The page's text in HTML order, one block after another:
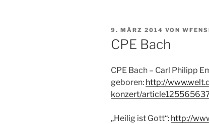
VERÖFFENTLICHT
AM
9. MÄRZ 2014 VON
CPE Bach
CPE Bach – Carl Philipp
geboren: http://
konzert/
„Heilig ist Gott“: http://